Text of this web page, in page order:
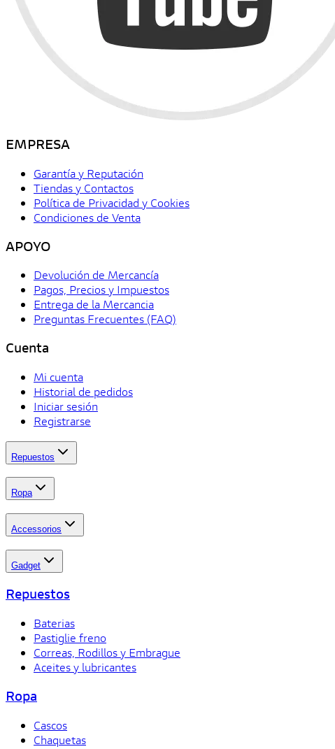
EMPRESA
Garantía y Reputación
Tiendas y Contactos
Política de Privacidad y Cookies
Condiciones de Venta
APOYO
Devolución de Mercancía
Pagos, Precios y Impuestos
Entrega de la Mercancia
Preguntas Frecuentes (FAQ)
Cuenta
Mi cuenta
Historial de pedidos
Iniciar sesión
Registrarse
Repuestos
Ropa
Accessorios
Gadget
Repuestos
Baterias
Pastiglie freno
Correas, Rodillos y Embrague
Aceites y lubricantes
Ropa
Cascos
Chaquetas